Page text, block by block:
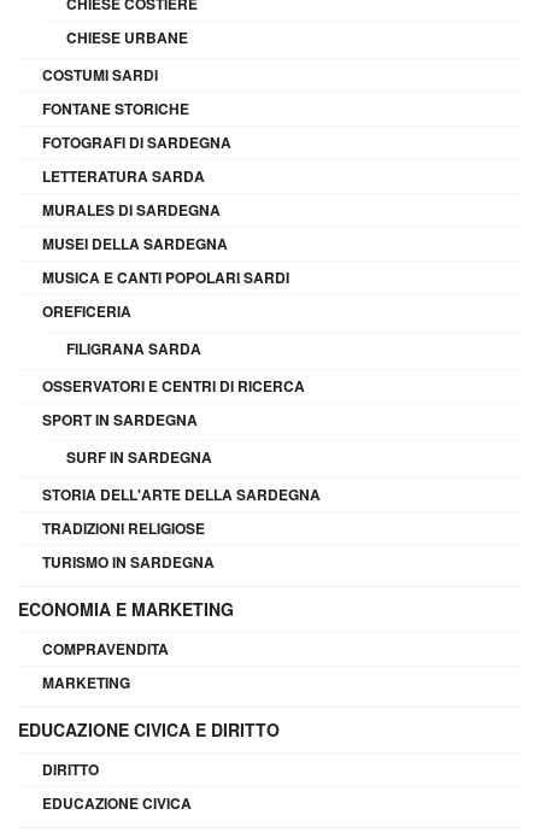
CHIESE URBANE
COSTUMI SARDI
FONTANE STORICHE
FOTOGRAFI DI SARDEGNA
LETTERATURA SARDA
MURALES DI SARDEGNA
MUSEI DELLA SARDEGNA
MUSICA E CANTI POPOLARI SARDI
OREFICERIA
FILIGRANA SARDA
OSSERVATORI E CENTRI DI RICERCA
SPORT IN SARDEGNA
SURF IN SARDEGNA
STORIA DELL'ARTE DELLA SARDEGNA
TRADIZIONI RELIGIOSE
TURISMO IN SARDEGNA
ECONOMIA E MARKETING
COMPRAVENDITA
MARKETING
EDUCAZIONE CIVICA E DIRITTO
DIRITTO
EDUCAZIONE CIVICA